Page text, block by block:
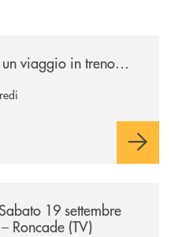
un viaggio in treno…
19 settembre
Roncade (TV)